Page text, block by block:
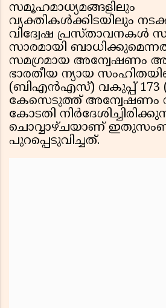
സമൂഹമാധ്യമങ്ങളിലും
വ്യക്തികൾക്കിടയിലും
വിദ്വേഷ പ്രസ്താവനകൾ
സാരമായി
സമഗ്രമായ അന്വേഷണം
ഭാരതീയ ന്യായ
(ബിഎൻഎസ്) വകുപ്പ് 173
കേസെടുത്ത് അന്വേഷണം
കോടതി
ചൊവ്വാഴ്ചയാണ്
പുറപ്പെടുവിച്ചത്.